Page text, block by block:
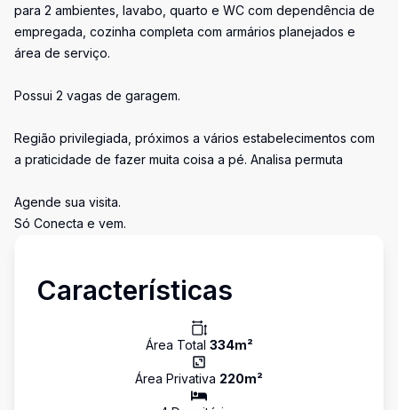
para 2 ambientes, lavabo, quarto e WC com dependência de
empregada, cozinha completa com armários planejados e
área de serviço.
Possui 2 vagas de garagem.
Região privilegiada, próximos a vários estabelecimentos com
a praticidade de fazer muita coisa a pé. Analisa permuta
Agende sua visita.
Só Conecta e vem.
Características
Área Total 334m²
Área Privativa 220m²